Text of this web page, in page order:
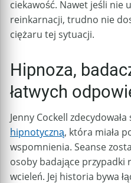
ciekawość. Nawet jeśli nie
reinkarnacji, trudno nie
ciężaru tej sytuacji.
Hipnoza,
łatwych
Jenny Cockell
hipnotyczną, która miała
wspomnienia. Seanse
osoby badające przypadki
wcieleń. Jej historia bywa